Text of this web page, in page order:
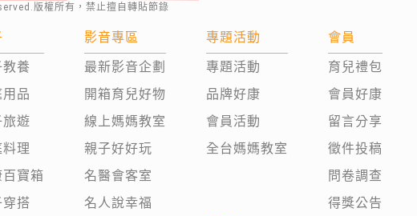
版權所有，禁止擅自轉貼節錄
養
品
遊
理
百寶箱
搭
影音專區
最新影音企劃
開箱育兒好物
線上媽媽教室
親子好好玩
名醫會客室
名人說幸福
專題活動
專題活動
品牌好康
會員活動
全台媽媽教室
會員
育兒禮包
會員好康
留言分享
徵件投稿
問卷調查
得獎公告